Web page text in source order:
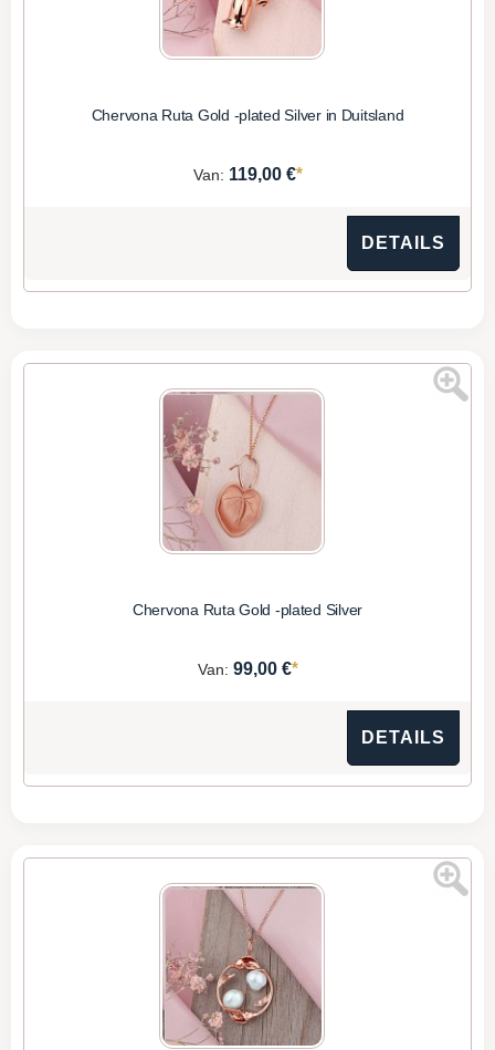
Chervona Ruta Gold -plated Silver in Duitsland
Van: 119,00 €*
DETAILS
Chervona Ruta Gold -plated Silver
Van: 99,00 €*
DETAILS